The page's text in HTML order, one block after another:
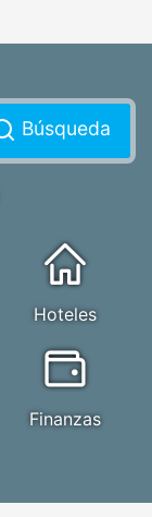
Búsqueda
Hoteles
Finanzas